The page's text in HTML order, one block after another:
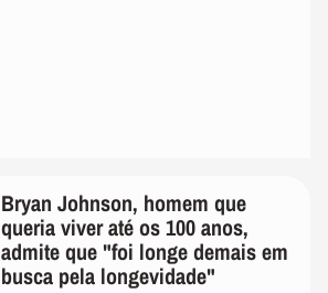
Bryan Johnson, homem que
queria viver até os 100 anos,
admite que "foi longe demais em
busca pela longevidade"